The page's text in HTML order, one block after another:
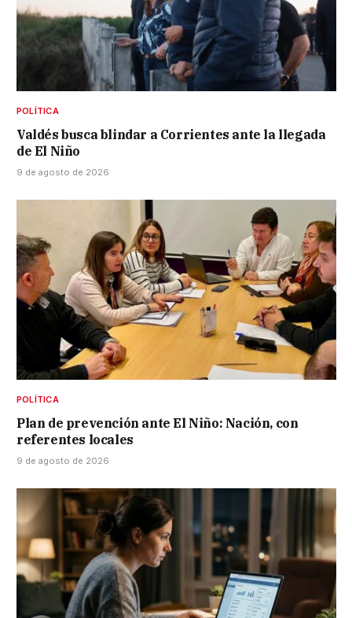
POLÍTICA
Valdés busca blindar a Corrientes ante la llegada
de El Niño
9 de agosto de 2026
POLÍTICA
Plan de prevención ante El Niño: Nación, con
referentes locales
9 de agosto de 2026